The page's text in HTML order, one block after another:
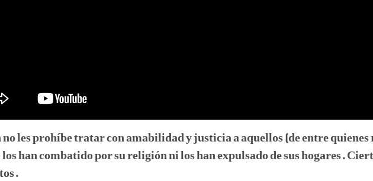
les prohíbe tratar con amabilidad y justicia a aquellos (de entre quienes
los han combatido por su religión ni los han expulsado de sus hogares.